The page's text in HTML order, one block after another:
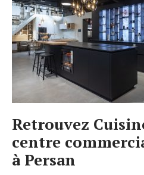
Retrouvez Cuisinella dans votre
centre
à Persan